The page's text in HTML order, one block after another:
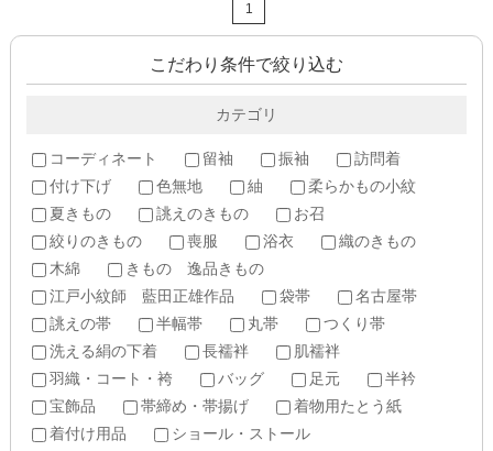
1
こだわり条件で絞り込む
カテゴリ
コーディネート 留袖 振袖
訪問着
付け下げ
色無地 紬
柔らかもの小紋
夏きもの
誂えのきもの
お召
絞りのきもの
喪服 浴衣
織のきもの
木綿
きもの 逸品きもの
江戸小紋師 藍田正雄作品
袋帯
名古屋帯
誂えの帯
半幅帯 丸帯
つくり帯
洗える絹の下着
長襦袢
肌襦袢
羽織・コート・袴
バッグ 足元
半衿
宝飾品
帯締め・帯揚げ
着物用たとう紙
着付け用品
ショール・ストール